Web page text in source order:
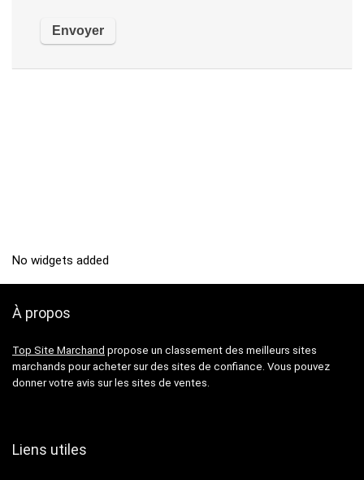
No widgets added
À propos
Top Site Marchand propose un classement des meilleurs sites
marchands pour acheter sur des sites de confiance. Vous pouvez
donner votre avis sur les sites de ventes.
Liens utiles